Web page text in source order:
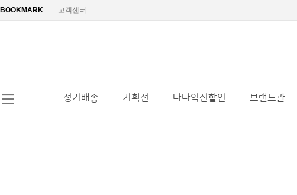
BOOKMARK 고객센터
정기배송 기획전 다다익선할인 브랜드관